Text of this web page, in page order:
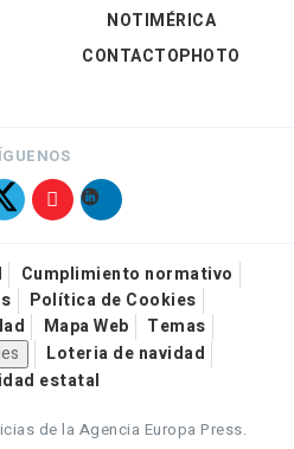
NOTIMÉRICA
CONTACTOPHOTO
Cumplimiento normativo
Política de Cookies
Mapa Web
Temas
Loteria de navidad
estatal
de la Agencia Europa Press.